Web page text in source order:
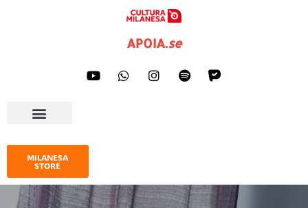
APOIA.se
MILANESA
STORE